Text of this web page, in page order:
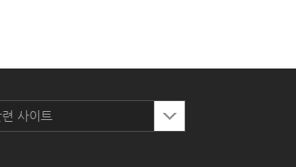
사이트